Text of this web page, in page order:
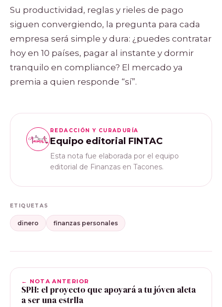
Su productividad, reglas y rieles de pago
siguen convergiendo, la pregunta para cada
empresa será simple y dura: ¿puedes contratar
hoy en 10 países, pagar al instante y dormir
tranquilo en compliance? El mercado ya
premia a quien responde “sí”.
REDACCIÓN Y CURADURÍA
Equipo editorial FINTAC
Esta nota fue elaborada por el equipo
editorial de Finanzas en Tacones.
ETIQUETAS
dinero finanzas personales
← NOTA ANTERIOR
SPH: el proyecto que apoyará a tu jóven aleta
a ser una estrlla